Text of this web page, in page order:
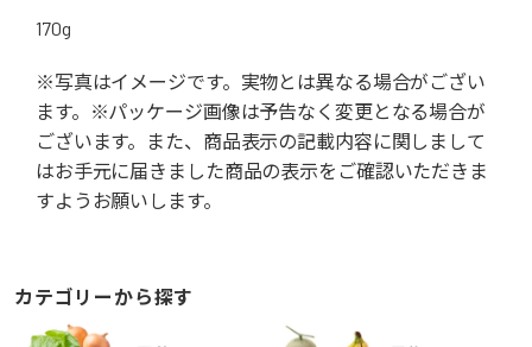
170g
※写真はイメージです。実物とは異なる場合がござい
ます。※パッケージ画像は予告なく変更となる場合が
ございます。また、商品表示の記載内容に関しまして
はお手元に届きました商品の表示をご確認いただきま
すようお願いします。
カテゴリーから探す